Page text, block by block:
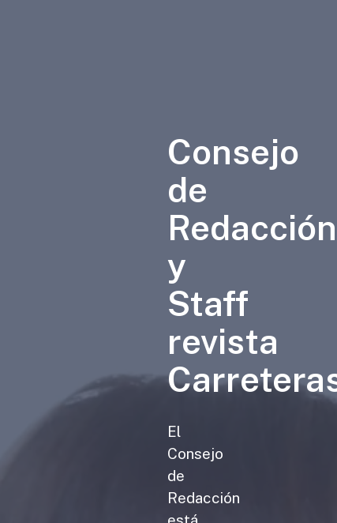
Consejo
de
Redacción
y
Staff
revista
El
Consejo
de
Redacción